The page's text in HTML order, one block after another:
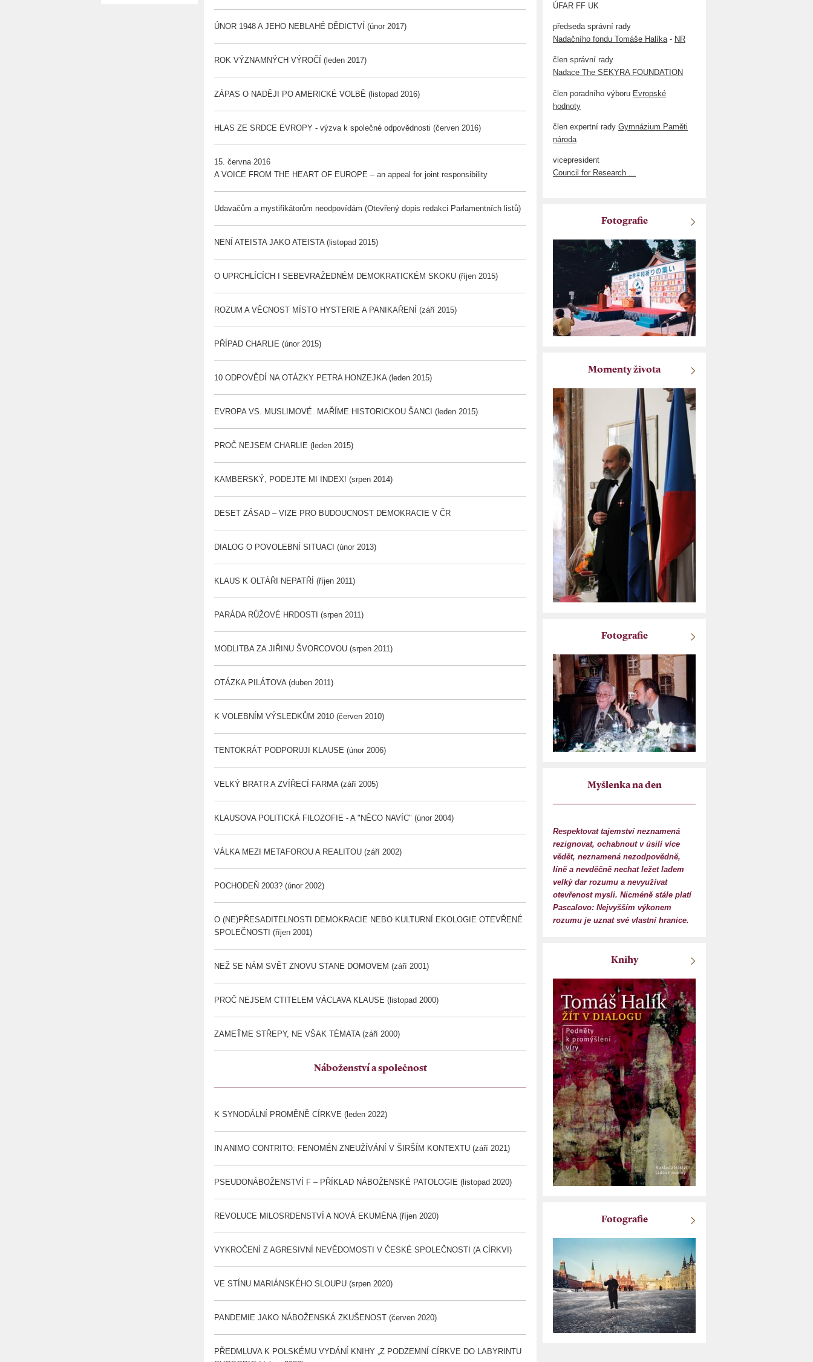
ÚNOR 1948 A JEHO NEBLAHÉ DĚDICTVÍ (únor 2017)
ROK VÝZNAMNÝCH VÝROČÍ (leden 2017)
ZÁPAS O NADĚJI PO AMERICKÉ VOLBĚ (listopad 2016)
HLAS ZE SRDCE EVROPY - výzva k společné odpovědnosti (červen 2016)
15. června 2016
A VOICE FROM THE HEART OF EUROPE – an appeal for joint responsibility
Udavačům a mystifikátorům neodpovídám (Otevřený dopis redakci Parlamentních listů)
NENÍ ATEISTA JAKO ATEISTA (listopad 2015)
O UPRCHLÍCÍCH I SEBEVRAŽEDNÉM DEMOKRATICKÉM SKOKU (říjen 2015)
ROZUM A VĚCNOST MÍSTO HYSTERIE A PANIKAŘENÍ (září 2015)
PŘÍPAD CHARLIE (únor 2015)
10 ODPOVĚDÍ NA OTÁZKY PETRA HONZEJKA (leden 2015)
EVROPA VS. MUSLIMOVÉ. MAŘÍME HISTORICKOU ŠANCI (leden 2015)
PROČ NEJSEM CHARLIE (leden 2015)
KAMBERSKÝ, PODEJTE MI INDEX! (srpen 2014)
DESET ZÁSAD – VIZE PRO BUDOUCNOST DEMOKRACIE V ČR
DIALOG O POVOLEBNÍ SITUACI (únor 2013)
KLAUS K OLTÁŘI NEPATŘÍ (říjen 2011)
PARÁDA RŮŽOVÉ HRDOSTI (srpen 2011)
MODLITBA ZA JIŘINU ŠVORCOVOU (srpen 2011)
OTÁZKA PILÁTOVA (duben 2011)
K VOLEBNÍM VÝSLEDKŮM 2010 (červen 2010)
TENTOKRÁT PODPORUJI KLAUSE (únor 2006)
VELKÝ BRATR A ZVÍŘECÍ FARMA (září 2005)
KLAUSOVA POLITICKÁ FILOZOFIE - A "NĚCO NAVÍC" (únor 2004)
VÁLKA MEZI METAFOROU A REALITOU (září 2002)
POCHODEŇ 2003? (únor 2002)
O (NE)PŘESADITELNOSTI DEMOKRACIE NEBO KULTURNÍ EKOLOGIE OTEVŘENÉ
SPOLEČNOSTI (říjen 2001)
NEŽ SE NÁM SVĚT ZNOVU STANE DOMOVEM (září 2001)
PROČ NEJSEM CTITELEM VÁCLAVA KLAUSE (listopad 2000)
ZAMEŤME STŘEPY, NE VŠAK TÉMATA (září 2000)
Náboženství a společnost
K SYNODÁLNÍ PROMĚNĚ CÍRKVE (leden 2022)
IN ANIMO CONTRITO: FENOMÉN ZNEUŽÍVÁNÍ V ŠIRŠÍM KONTEXTU (září 2021)
PSEUDONÁBOŽENSTVÍ F – PŘÍKLAD NÁBOŽENSKÉ PATOLOGIE (listopad 2020)
REVOLUCE MILOSRDENSTVÍ A NOVÁ EKUMÉNA (říjen 2020)
VYKROČENÍ Z AGRESIVNÍ NEVĚDOMOSTI V ČESKÉ SPOLEČNOSTI (A CÍRKVI)
VE STÍNU MARIÁNSKÉHO SLOUPU (srpen 2020)
PANDEMIE JAKO NÁBOŽENSKÁ ZKUŠENOST (červen 2020)
PŘEDMLUVA K POLSKÉMU VYDÁNÍ KNIHY „Z PODZEMNÍ CÍRKVE DO LABYRINTU
ÚFAR FF UK
předseda správní rady
Nadačního fondu Tomáše Halíka - NR
člen správní rady
Nadace The SEKYRA FOUNDATION
člen poradního výboru Evropské
hodnoty
člen expertní rady Gymnázium Paměti
národa
vicepresident
Council for Research ...
Fotografie
Momenty života
Fotografie
Myšlenka na den
Respektovat tajemství neznamená
rezignovat, ochabnout v úsilí více
vědět, neznamená nezodpovědně,
líně a nevděčně nechat ležet ladem
velký dar rozumu a nevyužívat
otevřenost mysli. Nicméně stále platí
Pascalovo: Nejvyšším výkonem
rozumu je uznat své vlastní hranice.
Knihy
Fotografie